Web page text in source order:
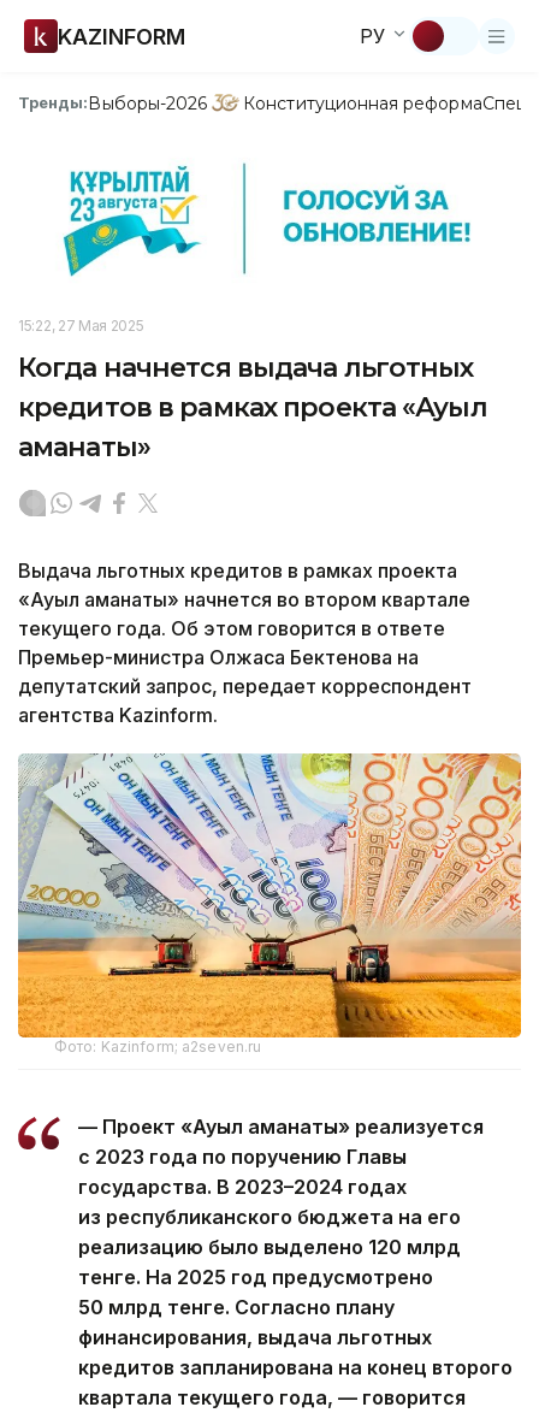
KAZINFORM РУ
Тренды:Выборы-2026 Конституционная реформа
15:22, 27 Мая 2025
Когда начнется выдача льготных
кредитов в рамках проекта «Ауыл
аманаты»
Выдача льготных кредитов в рамках проекта
«Ауыл аманаты» начнется во втором квартале
текущего года. Об этом говорится в ответе
Премьер-министра Олжаса Бектенова на
депутатский запрос, передает корреспондент
агентства Kazinform.
Фото: Kazinform; a2seven.ru
— Проект «Ауыл аманаты» реализуется
с 2023 года по поручению Главы
государства. В 2023–2024 годах
из республиканского бюджета на его
реализацию было выделено 120 млрд
тенге. На 2025 год предусмотрено
50 млрд тенге. Согласно плану
финансирования, выдача льготных
кредитов запланирована на конец второго
квартала текущего года, — говорится